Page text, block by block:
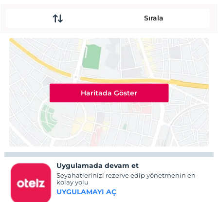
Sırala
Haritada Göster
Uygulamada devam et
Seyahatlerinizi rezerve edip yönetmenin en
kolay yolu
UYGULAMAYI AÇ